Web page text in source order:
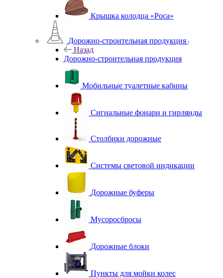
Крышка колодца «Роса»
Дорожно-строительная продукция
Назад
Дорожно-строительная продукция
Мобильные туалетные кабины
Сигнальные фонари и гирлянды
Столбики дорожные
Системы световой индикации
Дорожные буферы
Мусоросбросы
Дорожные блоки
Пункты для мойки колес